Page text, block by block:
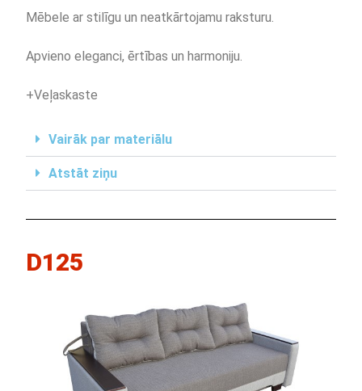
Mēbele ar stilīgu un neatkārtojamu raksturu.
Apvieno eleganci, ērtības un harmoniju.
+Veļaskaste
Vairāk par materiālu
Atstāt ziņu
D125